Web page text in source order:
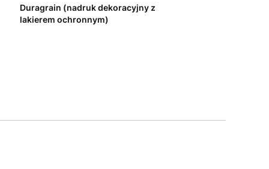
Duragrain (nadruk dekoracyjny z
lakierem ochronnym)